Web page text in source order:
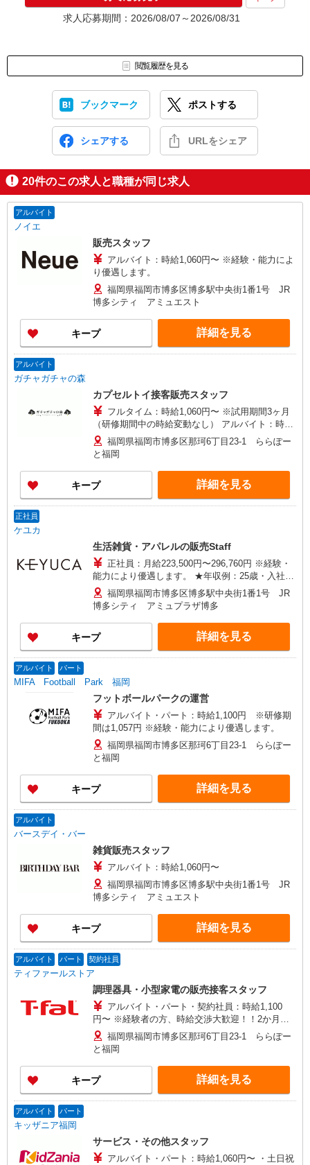
求人応募期間：2026/08/07～2026/08/31
閲覧履歴を見る
ブックマーク ポストする
シェアする URLをシェア
20件のこの求人と職種が同じ求人
アルバイト
ノイエ
販売スタッフ
アルバイト：時給1,060円〜 ※経験・能力によ
り優遇します。
福岡県福岡市博多区博多駅中央街1番1号 JR
博多シティ アミュエスト
キープ 詳細を見る
アルバイト
ガチャガチャの森
カプセルトイ接客販売スタッフ
フルタイム：時給1,060円〜 ※試用期間3ヶ月
（研修期間中の時給変動なし） アルバイト：時給
1,060円〜 ※試用期間1ヶ月（同条件）
福岡県福岡市博多区那珂6丁目23-1 ららぽー
と福岡
キープ 詳細を見る
正社員
ケユカ
生活雑貨・アパレルの販売Staff
正社員：月給223,500円〜296,760円 ※経験・
能力により優遇します。 ★年収例：25歳・入社1
年目／年収354万円 （月給22万円×12ヶ月＋賞
与＋各種手当含む） ※25年度実績
福岡県福岡市博多区博多駅中央街1番1号 JR
博多シティ アミュプラザ博多
キープ 詳細を見る
アルバイト パート
MIFA Football Park 福岡
フットボールパークの運営
アルバイト・パート：時給1,100円 ※研修期
間は1,057円 ※経験・能力により優遇します。
福岡県福岡市博多区那珂6丁目23-1 ららぽー
と福岡
キープ 詳細を見る
アルバイト
バースデイ・バー
雑貨販売スタッフ
アルバイト：時給1,060円〜
福岡県福岡市博多区博多駅中央街1番1号 JR
博多シティ アミュエスト
キープ 詳細を見る
アルバイト パート 契約社員
ティファールストア
調理器具・小型家電の販売接客スタッフ
アルバイト・パート・契約社員：時給1,100
円〜 ※経験者の方、時給交渉大歓迎！！2か月間
試用期間あり（時給変動なし）
福岡県福岡市博多区那珂6丁目23-1 ららぽー
と福岡
キープ 詳細を見る
アルバイト パート
キッザニア福岡
サービス・その他スタッフ
アルバイト・パート：時給1,060円〜 ・土日祝